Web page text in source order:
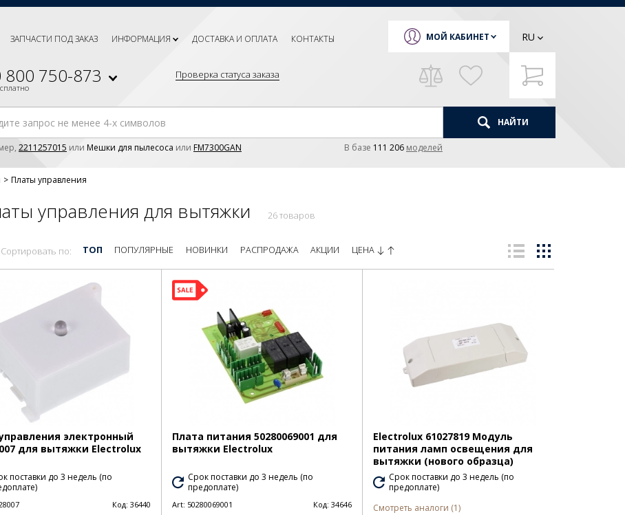
ЗАПЧАСТИ ПОД ЗАКАЗ ИНФОРМАЦИЯ ДОСТАВКА И ОПЛАТА КОНТАКТЫ
800 750-873 Проверка статуса заказа
МОЙ КАБИНЕТ RU
НАЙТИ
2211257015 или Мешки для пылесоса или FM7300GAN В базе 111 206 моделей
Платы управления
управления для вытяжки 26 товаров
Сортировать по: ТОП ПОПУЛЯРНЫЕ НОВИНКИ РАСПРОДАЖА АКЦИИ ЦЕНА
электронный
для вытяжки Electrolux
поставки до 3 недель (по
Код: 36440
Плата питания 50280069001 для
вытяжки Electrolux
Срок поставки до 3 недель (по
предоплате)
Art: 50280069001 Код: 34646
Electrolux 61027819 Модуль
питания ламп освещения для
вытяжки (нового образца)
Срок поставки до 3 недель (по
предоплате)
Смотреть аналоги (1)